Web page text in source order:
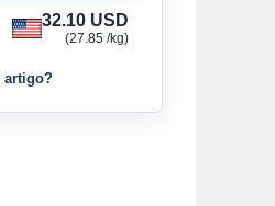
32.10 USD
(27.85 /kg)
artigo?